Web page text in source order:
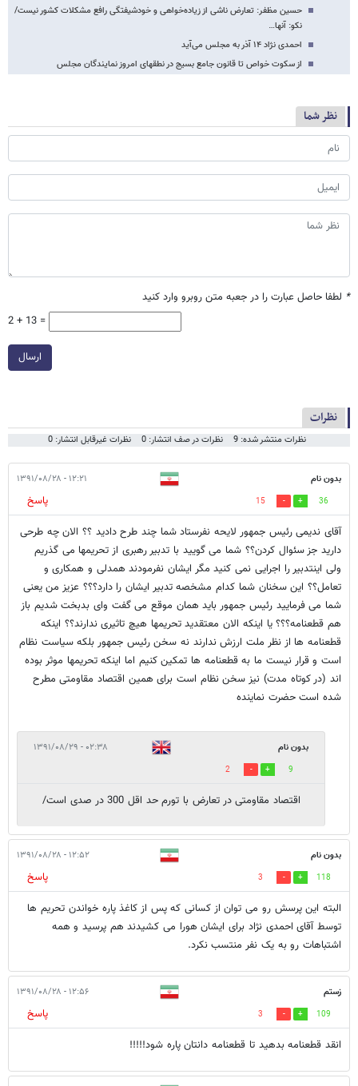
حسین مظفر: تعارض ناشی از زیاده‌خواهی و خودشیفتگی رافع مشکلات کشور نیست/
نکو: آنها…
احمدی نژاد ۱۴ آذر به مجلس می‌آید
از سکوت خواص تا قانون جامع بسیج در نطق​های امروز نمایندگان مجلس
نظر شما
* لطفا حاصل عبارت را در جعبه متن روبرو وارد کنید
2 + 13 =
ارسال
نظرات
نظرات منتشر شده: 9 نظرات در صف انتشار: 0 نظرات غیرقابل انتشار: 0
بدون نام ۱۲:۲۱ - ۱۳۹۱/۰۸/۲۸
36
15
پاسخ
آقای ندیمی رئیس جمهور لایحه نفرستاد شما چند طرح دادید ؟؟ الان چه طرحی
دارید جز سئوال کردن؟؟ شما می گویید با تدبیر رهبری از تحریمها می گذریم
ولی اینتدبیر را اجرایی نمی کنید مگر ایشان نفرمودند همدلی و همکاری و
تعامل؟؟ این سخنان شما کدام مشخصه تدبیر ایشان را دارد؟؟؟ عزیز من یعنی
شما می فرمایید رئیس جمهور باید همان موقع می گفت وای بدبخت شدیم باز
هم قطعنامه؟؟؟ یا اینکه الان معتقدید تحریمها هیچ تاثیری ندارند؟؟ اینکه
قطعنامه ها از نظر ملت ارزش ندارند نه سخن رئیس جمهور بلکه سیاست نظام
است و قرار نیست ما به قطعنامه ها تمکین کنیم اما اینکه تحریمها موثر بوده
اند (در کوتاه مدت) نیز سخن نظام است برای همین اقتصاد مقاومتی مطرح
شده است حضرت نماینده
بدون نام ۰۲:۳۸ - ۱۳۹۱/۰۸/۲۹
9
2
اقتصاد مقاومتی در تعارض با تورم حد اقل 300 در صدی است/
بدون نام ۱۲:۵۲ - ۱۳۹۱/۰۸/۲۸
118
3
پاسخ
البته این پرسش رو می توان از کسانی که پس از کاغذ پاره خواندن تحریم ها
توسط آقای احمدی نژاد برای ایشان هورا می کشیدند هم پرسید و همه
اشتباهات رو به یک نفر منتسب نکرد.
زستم ۱۲:۵۶ - ۱۳۹۱/۰۸/۲۸
109
3
پاسخ
انقد قطعنامه بدهید تا قطعنامه دانتان پاره شود!!!!!